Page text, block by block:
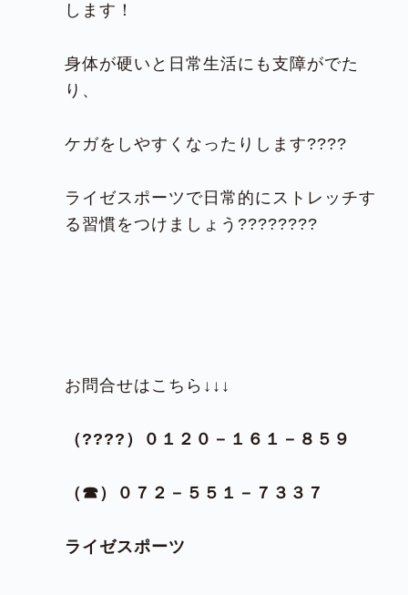
します！
身体が硬いと日常生活にも支障がでた
り、
ケガをしやすくなったりします????
ライゼスポーツで日常的にストレッチす
る習慣をつけましょう????????
お問合せはこちら↓↓↓
（????）０１２０－１６１－８５９
（☎）０７２－５５１－７３３７
ライゼスポーツ